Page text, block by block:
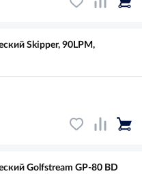
Skipper, 90LPM,
Golfstream GP-80 BD